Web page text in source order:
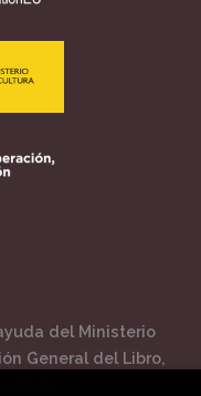
del Ministerio
General del Libro,